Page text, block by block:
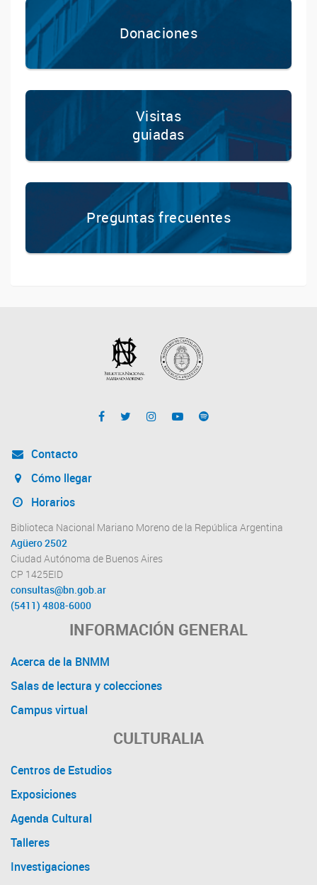
Donaciones
Visitas
guiadas
Preguntas frecuentes
Contacto
Cómo llegar
Horarios
Biblioteca Nacional Mariano Moreno de la República Argentina
Agüero 2502
Ciudad Autónoma de Buenos Aires
CP 1425EID
consultas@bn.gob.ar
(5411) 4808-6000
INFORMACIÓN GENERAL
Acerca de la BNMM
Salas de lectura y colecciones
Campus virtual
CULTURALIA
Centros de Estudios
Exposiciones
Agenda Cultural
Talleres
Investigaciones